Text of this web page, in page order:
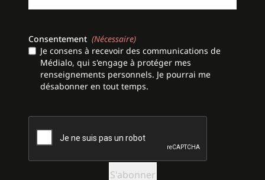
Consentement (Nécessaire)
Je consens à recevoir des communications de
Médialo, qui s'engage à protéger mes
renseignements personnels. Je pourrai me
désabonner en tout temps.
CAPTCHA